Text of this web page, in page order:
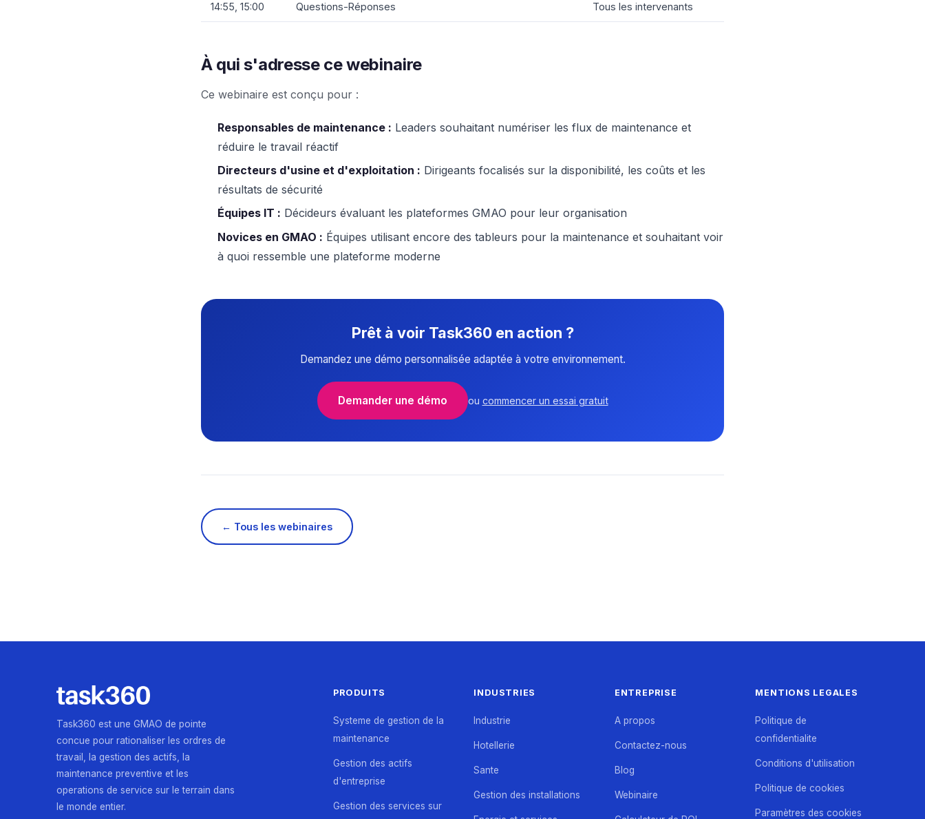
14:55, 15:00 Questions-Réponses Tous les intervenants
À qui s'adresse ce webinaire
Ce webinaire est conçu pour :
Responsables de maintenance : Leaders souhaitant numériser les flux de maintenance et
réduire le travail réactif
Directeurs d'usine et d'exploitation : Dirigeants focalisés sur la disponibilité, les coûts et les
résultats de sécurité
Équipes IT : Décideurs évaluant les plateformes GMAO pour leur organisation
Novices en GMAO : Équipes utilisant encore des tableurs pour la maintenance et souhaitant voir
à quoi ressemble une plateforme moderne
Prêt à voir Task360 en action ?
Demandez une démo personnalisée adaptée à votre environnement.
Demander une démo ou commencer un essai gratuit
← Tous les webinaires
Task360 est une GMAO de pointe
concue pour rationaliser les ordres de
travail, la gestion des actifs, la
maintenance preventive et les
operations de service sur le terrain dans
le monde entier.
PRODUITS
Systeme de gestion de la
maintenance
Gestion des actifs
d'entreprise
Gestion des services sur
INDUSTRIES
Industrie
Hotellerie
Sante
Gestion des installations
ENTREPRISE
A propos
Contactez-nous
Blog
Webinaire
MENTIONS LEGALES
Politique de
confidentialite
Conditions d'utilisation
Politique de cookies
Paramètres des cookies